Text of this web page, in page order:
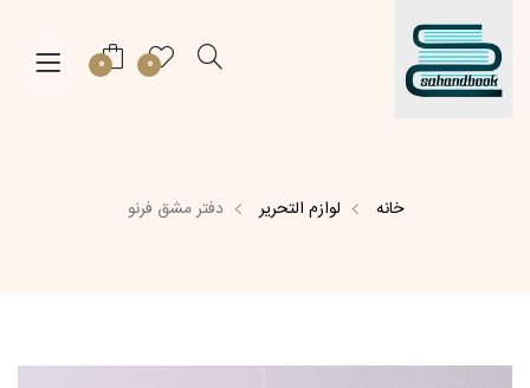
0
0
خانه لوازم التحریر دفتر مشق فرنو